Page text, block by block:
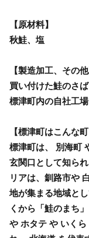
【原材料】
秋鮭、塩
【製造加工、その他
買い付けた鮭のさ
標津町内の自社工
【標津町はこんな町
標津町は、 別海町
玄関口として知ら
リアは、釧路市や
地が集まる地域と
くから「鮭のまち
や ホタテ や いく